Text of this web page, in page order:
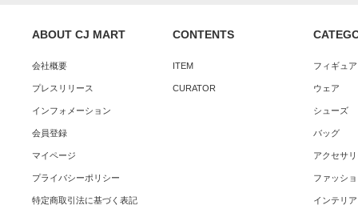
ABOUT CJ MART
会社概要
プレスリリース
インフォメーション
会員登録
マイページ
プライバシーポリシー
特定商取引法に基づく表記
CONTENTS
ITEM
CURATOR
フィギュ
ウェア
シューズ
バッグ
アクセサ
ファッシ
インテリア